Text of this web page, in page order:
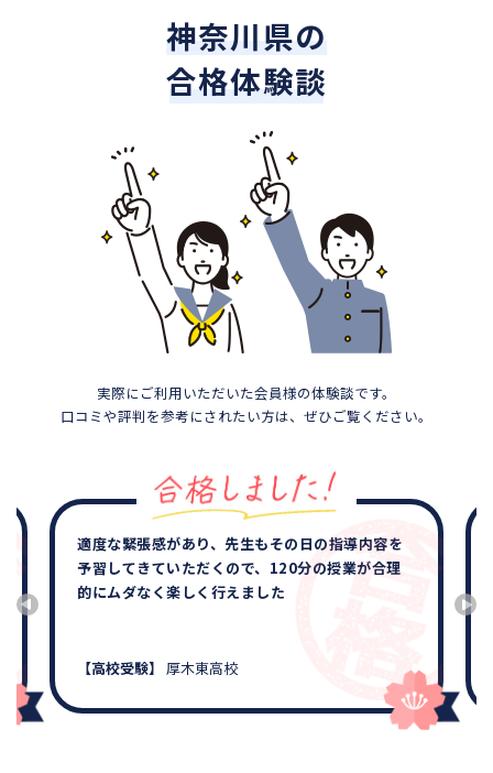
神奈川県の
合格体験談
実際にご利用いただいた会員様の体験談です。
口コミや評判を参考にされたい方は、ぜひご覧ください。
適度な緊張感があり、先生もその日の指導内容を
予習してきていただくので、120分の授業が合理
的にムダなく楽しく行えました
【高校受験】 厚木東高校